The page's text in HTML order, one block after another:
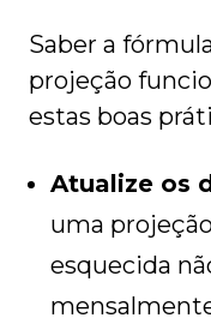
Saber a
projeção
estas boas
Atualize os
uma
esquecida